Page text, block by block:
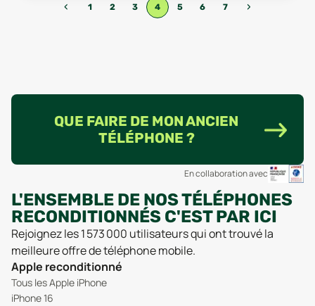
‹ 1 2 3 4 5 6 7 ›
QUE FAIRE DE MON ANCIEN
TÉLÉPHONE ?
En collaboration avec
L'ENSEMBLE DE NOS TÉLÉPHONES
RECONDITIONNÉS C'EST PAR ICI
Rejoignez les 1 573 000 utilisateurs qui ont trouvé la
meilleure offre de téléphone mobile.
Apple reconditionné
Tous les Apple iPhone
iPhone 16